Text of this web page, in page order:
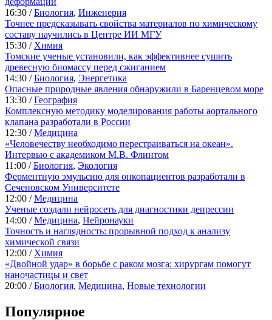
16:30 /Биология, Инженерия
Точнее предсказывать свойства материалов по химическому
составу научились в Центре ИИ МГУ
15:30 / Химия
Томские ученые установили, как эффективнее сушить
древесную биомассу перед сжиганием
14:30 /Биология, Энергетика
Опасные природные явления обнаружили в Баренцевом море
13:30 /География
Комплексную методику моделирования работы аортального
клапана разработали в России
12:30 /Медицина
«Человечеству необходимо перестраиваться на океан».
Интервью с академиком М.В. Флинтом
11:00 /Биология, Экология
Ферментную эмульсию для онкопациентов разработали в
Сеченовском Университете
12:00 /Медицина
Ученые создали нейросеть для диагностики депрессии
14:00 /Медицина, Нейронауки
Точность и наглядность: прорывной подход к анализу
химической связи
12:00 / Химия
«Двойной удар» в борьбе с раком мозга: хирургам помогут
наночастицы и свет
20:00 /Биология, Медицина, Новые технологии
Популярное